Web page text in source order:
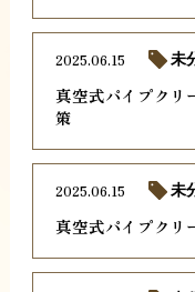
真空式パイプクリ
策
2025.06.15 未
真空式パイプクリ
2025.06.15 未